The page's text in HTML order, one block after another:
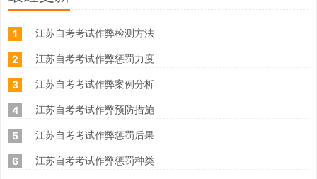
1 江苏自考考试作弊检测方法
2 江苏自考考试作弊惩罚力度
3 江苏自考考试作弊案例分析
4 江苏自考考试作弊预防措施
5 江苏自考考试作弊惩罚后果
6 江苏自考考试作弊惩罚种类